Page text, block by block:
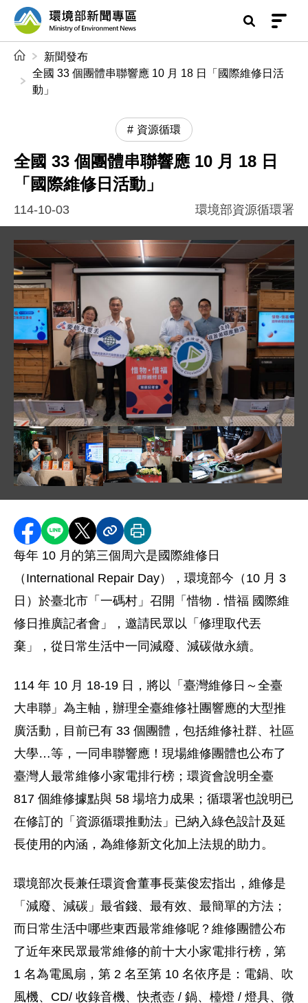
前往中央內容區塊
環境部新聞專區
新聞發布
全國 33 個團體串聯響應 10 月 18 日「國際維修日活
動」
資源循環
全國 33 個團體串聯響應 10 月 18 日
「國際維修日活動」
114-10-03 環境部資源循環署
圖片說明：1. 左起一碼村黃芳惠創辦人、環資會葉
分享至 Facebook
分享到 LINE
分享到 X分享內容連結
列印本頁
每年 10 月的第三個周六是國際維修日
（International Repair Day），環境部今（10 月 3
日）於臺北市「一碼村」召開「惜物．惜福 國際維
修日推廣記者會」，邀請民眾以「修理取代丟
棄」，從日常生活中一同減廢、減碳做永續。
114 年 10 月 18-19 日，將以「臺灣維修日～全臺
大串聯」為主軸，辦理全臺維修社團響應的大型推
廣活動，目前已有 33 個團體，包括維修社群、社區
大學…等，一同串聯響應！現場維修團體也公布了
臺灣人最常維修小家電排行榜；環資會說明全臺
817 個維修據點與 58 場培力成果；循環署也說明已
在修訂的「資源循環推動法」已納入綠色設計及延
長使用的內涵，為維修新文化加上法規的助力。
環境部次長兼任環資會董事長葉俊宏指出，維修是
「減廢、減碳」最省錢、最有效、最簡單的方法；
而日常生活中哪些東西最常維修呢？維修團體公布
了近年來民眾最常維修的前十大小家電排行榜，第
1 名為電風扇，第 2 名至第 10 名依序是：電鍋、吹
風機、CD/ 收錄音機、快煮壺 / 鍋、檯燈 / 燈具、微